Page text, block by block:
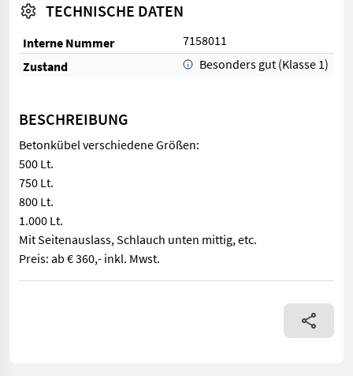
TECHNISCHE DATEN
Interne Nummer
7158011
Zustand
Besonders gut (Klasse 1)
BESCHREIBUNG
Betonkübel verschiedene Größen:
500 Lt.
750 Lt.
800 Lt.
1.000 Lt.
Mit Seitenauslass, Schlauch unten mittig, etc.
Preis: ab € 360,- inkl. Mwst.
Betonkübel verschiedene Größen: 500 Lt. 750 Lt. 800 Lt. 1.000